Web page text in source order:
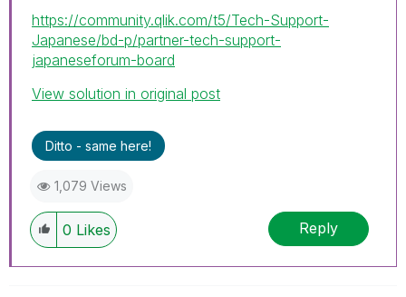
https://community.qlik.com/t5/Tech-Support-
Japanese/bd-p/partner-tech-support-
japaneseforum-board
View solution in original post
Ditto - same here!
1,079 Views
0 Likes Reply